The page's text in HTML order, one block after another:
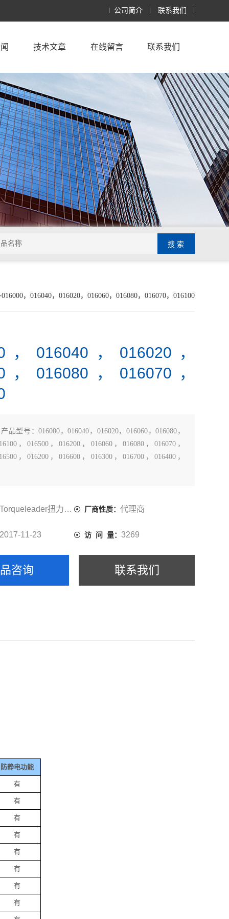
公司简介 联系我们
技术文章 在线留言 联系我们
，016040，016020，016060，016080，016070，016100
，016040，016020，
，016080，016070，
产品型号：016000，016040，016020，016060，016080，
，016500，016200，016060，016080，016070，
，016200，016600，016300，016700，016400，
Torqueleader扭力螺丝刀 厂商性质： 代理商
2017-11-23 访 问 量： 3269
咨询 联系我们
防静电功能
有
有
有
有
有
有
有
有